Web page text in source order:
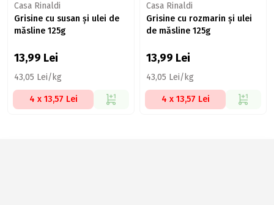
Casa Rinaldi
Grisine cu susan și ulei de
măsline 125g
13,99 Lei
43,05 Lei/kg
4 x 13,57 Lei
Casa Rinaldi
Grisine cu rozmarin și ulei
de măsline 125g
13,99 Lei
43,05 Lei/kg
4 x 13,57 Lei